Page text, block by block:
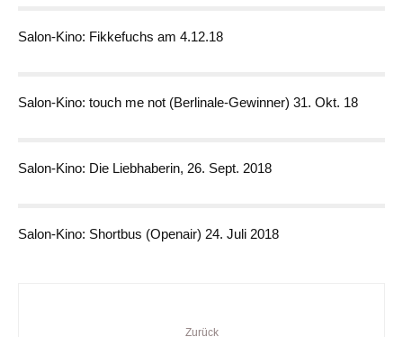
Salon-Kino: Fikkefuchs am 4.12.18
Salon-Kino: touch me not (Berlinale-Gewinner) 31. Okt. 18
Salon-Kino: Die Liebhaberin, 26. Sept. 2018
Salon-Kino: Shortbus (Openair) 24. Juli 2018
Zurück